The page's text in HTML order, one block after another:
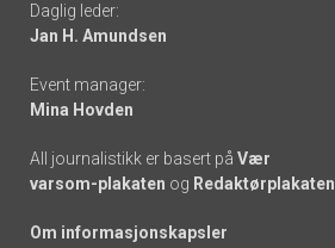
links
Daglig leder:
Jan H. Amundsen
Event manager:
Mina Hovden
All journalistikk er basert på Vær
varsom-plakaten og Redaktørplakaten
Om informasjonskapsler